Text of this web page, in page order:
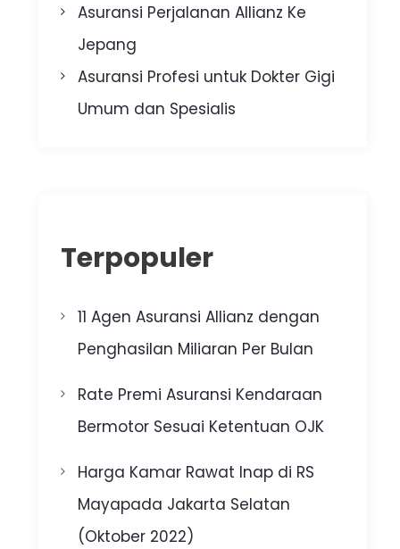
Asuransi Perjalanan Allianz Ke
Jepang
Asuransi Profesi untuk Dokter Gigi
Umum dan Spesialis
Terpopuler
11 Agen Asuransi Allianz dengan
Penghasilan Miliaran Per Bulan
Rate Premi Asuransi Kendaraan
Bermotor Sesuai Ketentuan OJK
Harga Kamar Rawat Inap di RS
Mayapada Jakarta Selatan
(Oktober 2022)